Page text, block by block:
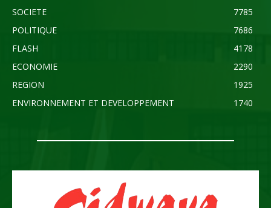
SOCIETE
7785
POLITIQUE
7686
FLASH
4178
ECONOMIE
2290
REGION
1925
ENVIRONNEMENT ET DEVELOPPEMENT
1740